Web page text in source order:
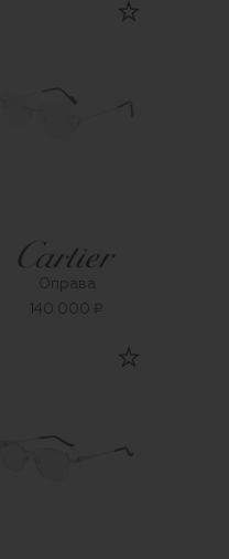
Оправа
140 000 ₽